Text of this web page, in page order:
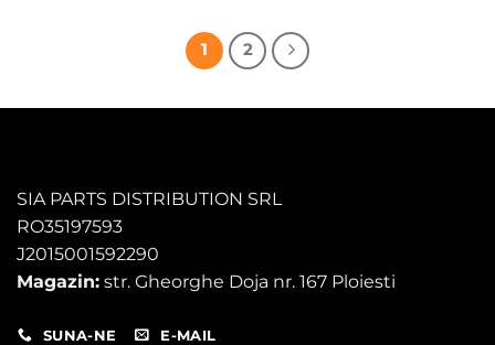
1 2
SIA PARTS DISTRIBUTION SRL
RO35197593
J2015001592290
Magazin: str. Gheorghe Doja nr. 167 Ploiesti
SUNA-NE E-MAIL